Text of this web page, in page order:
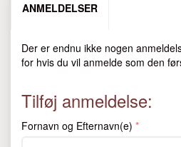
ANMELDELSER
Der er endnu ikke nogen
for hvis du vil anmelde som den
Tilføj anmeldelse:
Fornavn og Efternavn(e)